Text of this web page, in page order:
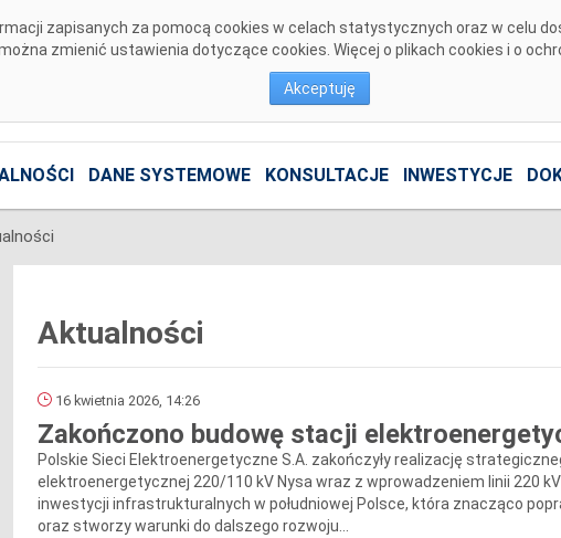
zapisanych za pomocą cookies w celach statystycznych oraz w celu
zmienić ustawienia dotyczące cookies. Więcej o plikach cookies i o
Akceptuję
DANE SYSTEMOWE KONSULTACJE INWESTYCJE
Aktualności
16 kwietnia 2026, 14:26
Zakończono budowę stacji
Polskie Sieci Elektroenergetyczne S.A. zakończyły realizację
elektroenergetycznej 220/110 kV Nysa wraz z wprowadzeniem linii 220
inwestycji infrastrukturalnych w południowej Polsce, która znacząco
oraz stworzy warunki do dalszego rozwoju...